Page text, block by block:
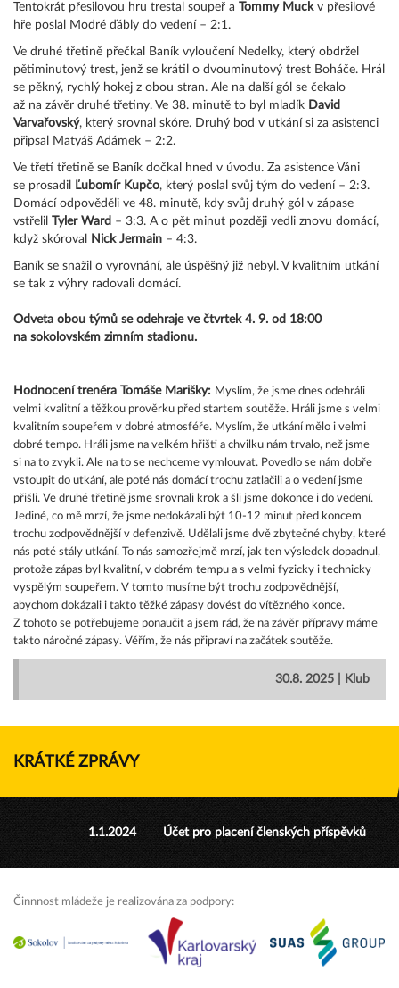
Tentokrát přesilovou hru trestal soupeř a Tommy Muckv přesilové
hře poslal Modré ďábly do vedení – 2:1.
Ve druhé třetině přečkal Baník vyloučení Nedelky, který obdržel
pětiminutový trest, jenž se krátil o dvouminutový trest Boháče. Hrál
se pěkný, rychlý hokej z obou stran. Ale na další gól se čekalo
až na závěr druhé třetiny. Ve 38. minutě to byl mladík David
Varvařovský, který srovnal skóre. Druhý bod v utkání si za asistenci
připsal Matyáš Adámek – 2:2.
Ve třetí třetině se Baník dočkal hned v úvodu. Za asistence Váni
se prosadil
Ľubomír Kupčo, který poslal svůj tým do vedení – 2:3.
Domácí odpověděli ve 48. minutě, kdy svůj druhý gól v zápase
vstřelil
Tyler Ward – 3:3. A o pět minut později vedli znovu domácí,
když skóroval
Nick Jermain – 4:3.
Baník se snažil o vyrovnání, ale úspěšný již nebyl. V kvalitním utkání
se tak z výhry radovali domácí.
Odveta obou týmů se odehraje ve čtvrtek 4. 9. od 18:00
na sokolovském zimním stadionu.
Hodnocení trenéra Tomáše Marišky: Myslím, že jsme dnes odehráli
velmi kvalitní a těžkou prověrku před startem soutěže. Hráli jsme s velmi
kvalitním soupeřem v dobré atmosféře. Myslím, že utkání mělo i velmi
dobré tempo. Hráli jsme na velkém hřišti a chvilku nám trvalo, než jsme
si na to zvykli. Ale na to se nechceme vymlouvat. Povedlo se nám dobře
vstoupit do utkání, ale poté nás domácí trochu zatlačili a o vedení jsme
přišli. Ve druhé třetině jsme srovnali krok a šli jsme dokonce i do vedení.
Jediné, co mě mrzí, že jsme nedokázali být 10-12 minut před koncem
trochu zodpovědnější v defenzivě. Udělali jsme dvě zbytečné chyby, které
nás poté stály utkání. To nás samozřejmě mrzí, jak ten výsledek dopadnul,
protože zápas byl kvalitní, v dobrém tempu a s velmi fyzicky i technicky
vyspělým soupeřem. V tomto musíme být trochu zodpovědnější,
abychom dokázali i takto těžké zápasy dovést do vítězného konce.
Z tohoto se potřebujeme ponaučit a jsem rád, že na závěr přípravy máme
takto náročné zápasy. Věřím, že nás připraví na začátek soutěže.
30.8. 2025 | Klub
KRÁTKÉ ZPRÁVY
1.1.2024 Účet pro placení členských příspěvků
Činnnost mládeže je realizována za podpory: